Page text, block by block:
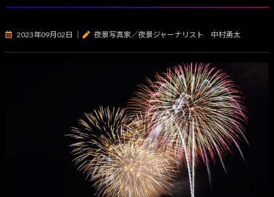
2023年09月02日 夜景写真家／夜景ジャーナリスト 中村勇太